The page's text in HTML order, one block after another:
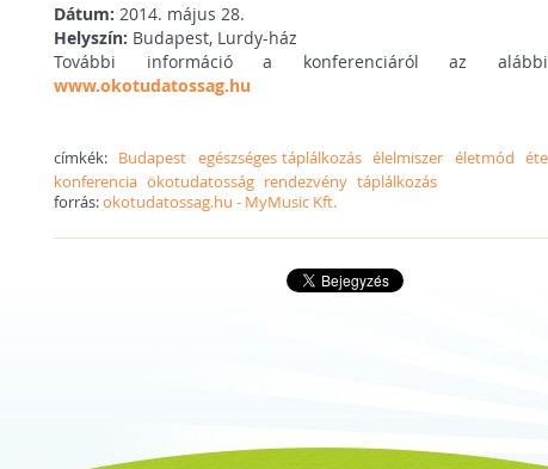
Dátum: 2014. május 28.
Helyszín: Budapest, Lurdy-ház
További információ a konferenciáról az
www.okotudatossag.hu
címkék: Budapest egészséges táplálkozás élelmiszer életmód
konferencia ökotudatosság rendezvény táplálkozás
forrás:okotudatossag.hu - MyMusic Kft.